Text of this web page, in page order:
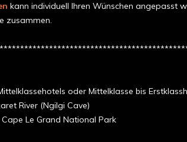
kann individuell Ihren Wünschen angepasst
zusammen.
oder Mittelklasse bis
River (Ngilgi Cave)
Le Grand National Park